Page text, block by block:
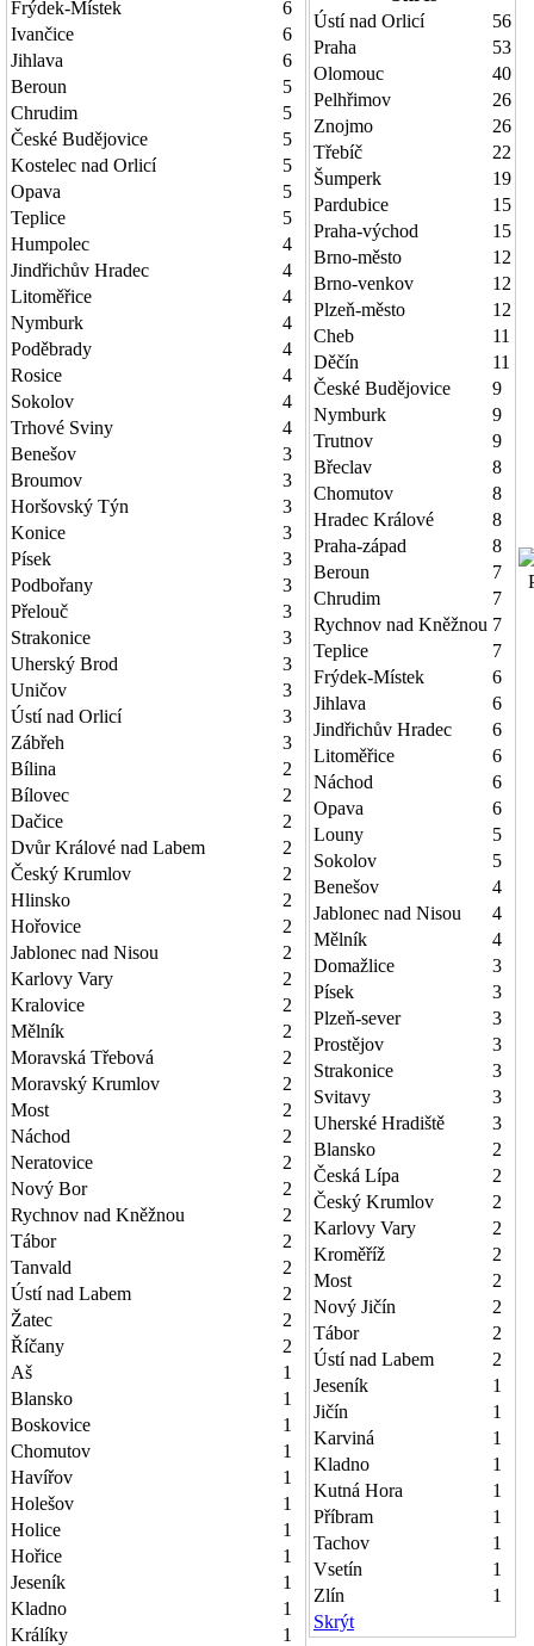
Frýdek-Místek
6
Ivančice
6
Jihlava
6
Beroun
5
Chrudim
5
České Budějovice
5
Kostelec nad Orlicí
5
Opava
5
Teplice
5
Humpolec
4
Jindřichův Hradec
4
Litoměřice
4
Nymburk
4
Poděbrady
4
Rosice
4
Sokolov
4
Trhové Sviny
4
Benešov
3
Broumov
3
Horšovský Týn
3
Konice
3
Písek
3
Podbořany
3
Přelouč
3
Strakonice
3
Uherský Brod
3
Uničov
3
Ústí nad Orlicí
3
Zábřeh
3
Bílina
2
Bílovec
2
Dačice
2
Dvůr Králové nad Labem
2
Český Krumlov
2
Hlinsko
2
Hořovice
2
Jablonec nad Nisou
2
Karlovy Vary
2
Kralovice
2
Mělník
2
Moravská Třebová
2
Moravský Krumlov
2
Most
2
Náchod
2
Neratovice
2
Nový Bor
2
Rychnov nad Kněžnou
2
Tábor
2
Tanvald
2
Ústí nad Labem
2
Žatec
2
Říčany
2
Aš
1
Blansko
1
Boskovice
1
Chomutov
1
Havířov
1
Holešov
1
Holice
1
Hořice
1
Jeseník
1
Kladno
1
Králíky
1
Ústí nad Orlicí
56
Praha
53
Olomouc
40
Pelhřimov
26
Znojmo
26
Třebíč
22
Šumperk
19
Pardubice
15
Praha-východ
15
Brno-město
12
Brno-venkov
12
Plzeň-město
12
Cheb
11
Děčín
11
České Budějovice
9
Nymburk
9
Trutnov
9
Břeclav
8
Chomutov
8
Hradec Králové
8
Praha-západ
8
Beroun
7
Chrudim
7
Rychnov nad Kněžnou 7
Teplice
7
Frýdek-Místek
6
Jihlava
6
Jindřichův Hradec
6
Litoměřice
6
Náchod
6
Opava
6
Louny
5
Sokolov
5
Benešov
4
Jablonec nad Nisou
4
Mělník
4
Domažlice
3
Písek
3
Plzeň-sever
3
Prostějov
3
Strakonice
3
Svitavy
3
Uherské Hradiště
3
Blansko
2
Česká Lípa
2
Český Krumlov
2
Karlovy Vary
2
Kroměříž
2
Most
2
Nový Jičín
2
Tábor
2
Ústí nad Labem
2
Jeseník
1
Jičín
1
Karviná
1
Kladno
1
Kutná Hora
1
Příbram
1
Tachov
1
Vsetín
1
Zlín
1
Skrýt